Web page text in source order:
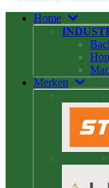
Home
Merken